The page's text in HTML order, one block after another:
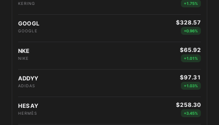
KERING +1.75%
GOOGL
GOOGLE
$328.57
+0.96%
NKE
NIKE
$65.92
+1.01%
ADDYY
ADIDAS
$97.31
+1.03%
HESAY
HERMÈS
$258.30
+3.45%